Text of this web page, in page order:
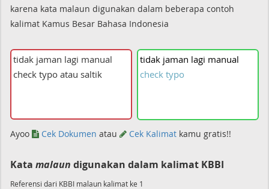
karena kata malaun digunakan dalam beberapa contoh
kalimat Kamus Besar Bahasa Indonesia
tidak jaman lagi manual
check typo
Ayoo Cek Dokumen atau Cek Kalimat kamu gratis!!
Kata malaun digunakan dalam kalimat KBBI
Referensi dari KBBI malaun kalimat ke 1